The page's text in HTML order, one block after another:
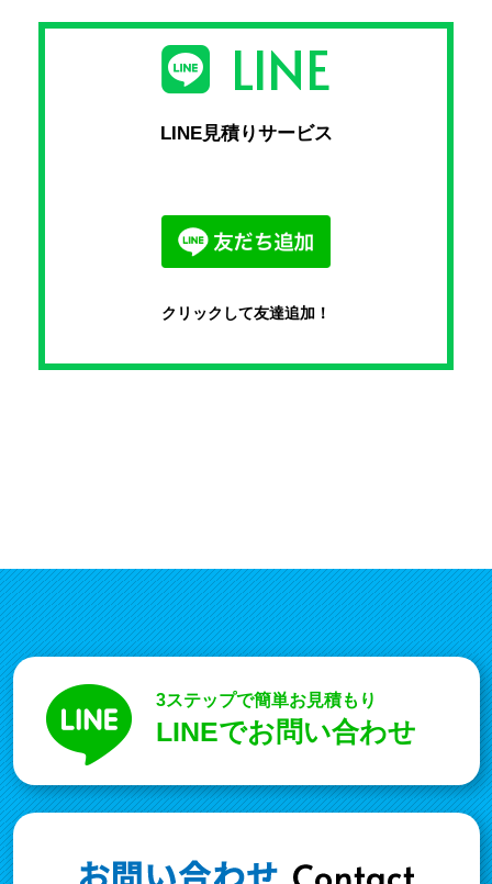
LINE
LINE見積りサービス
クリックして友達追加！
3ステップで簡単お見積もり
LINEでお問い合わせ